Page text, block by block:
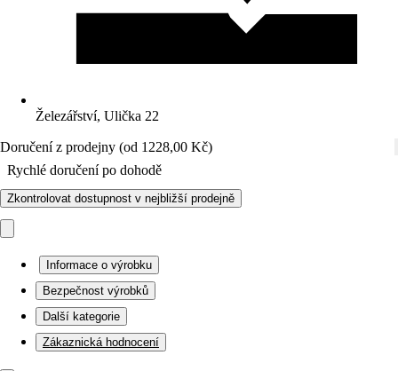
Železářství, Ulička 22
Doručení z prodejny (od 1228,00 Kč)
Rychlé doručení po dohodě
Zkontrolovat dostupnost v nejbližší prodejně
Informace o výrobku
Bezpečnost výrobků
Další kategorie
Zákaznická hodnocení